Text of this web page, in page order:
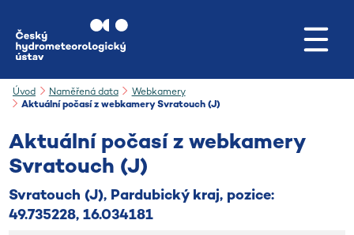
Úvod Naměřená data
Webkamery
Aktuální počasí z webkamery Svratouch (J)
Aktuální počasí z webkamery
Svratouch (J)
Svratouch (J), Pardubický kraj, pozice:
49.735228, 16.034181